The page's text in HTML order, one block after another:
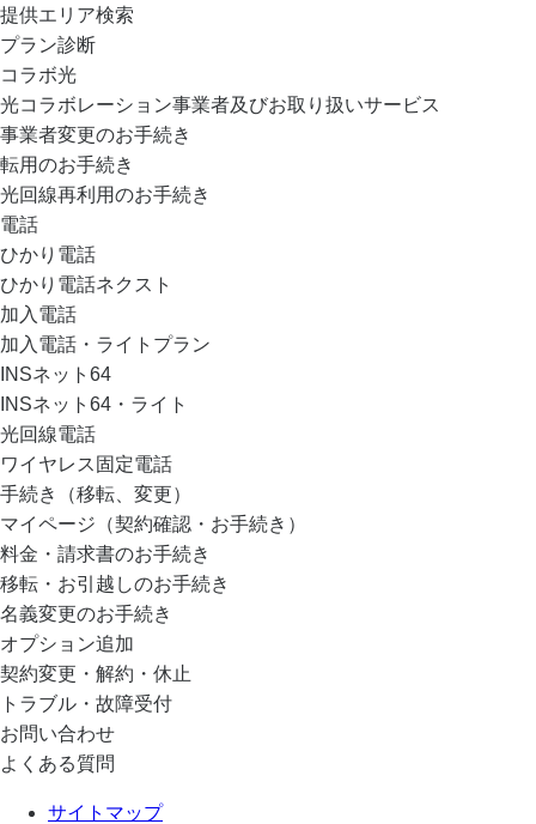
提供エリア検索
プラン診断
コラボ光
光コラボレーション事業者及びお取り扱いサービス
事業者変更のお手続き
転用のお手続き
光回線再利用のお手続き
電話
ひかり電話
ひかり電話ネクスト
加入電話
加入電話・ライトプラン
INSネット64
INSネット64・ライト
光回線電話
ワイヤレス固定電話
手続き（移転、変更）
マイページ（契約確認・お手続き）
料金・請求書のお手続き
移転・お引越しのお手続き
名義変更のお手続き
オプション追加
契約変更・解約・休止
トラブル・故障受付
お問い合わせ
よくある質問
サイトマップ